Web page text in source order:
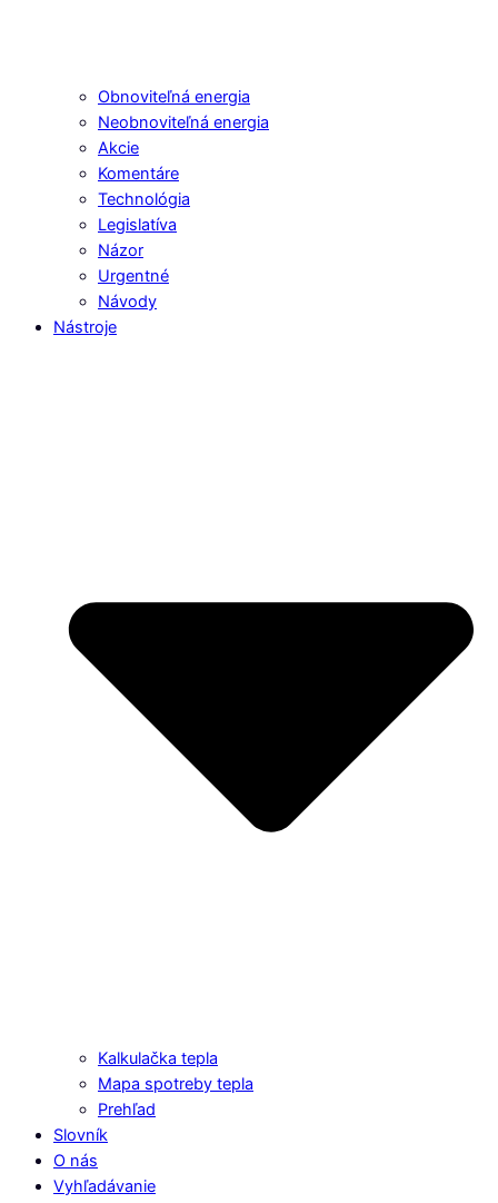
Obnoviteľná energia
Neobnoviteľná energia
Akcie
Komentáre
Technológia
Legislatíva
Názor
Urgentné
Návody
Nástroje
Kalkulačka tepla
Mapa spotreby tepla
Prehľad
Slovník
O nás
Vyhľadávanie